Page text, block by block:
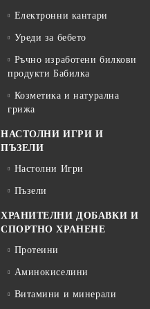
Електронни кантари
Уреди за бебето
Ръчно изработени билкови
продукти Бабилка
Козметика и натурална
грижа
НАСТОЛНИ ИГРИ И
ПЪЗЕЛИ
Настолни Игри
Пъзели
ХРАНИТЕЛНИ ДОБАВКИ И
СПОРТНО ХРАНЕНЕ
Протеини
Аминокиселини
Витамини и минерали